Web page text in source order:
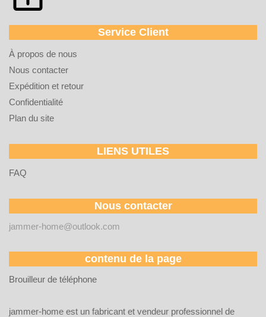
Service Client
À propos de nous
Nous contacter
Expédition et retour
Confidentialité
Plan du site
LIENS UTILES
FAQ
Nous contacter
jammer-home@outlook.com
contenu de la page
Brouilleur de téléphone
jammer-home est un fabricant et vendeur professionnel de